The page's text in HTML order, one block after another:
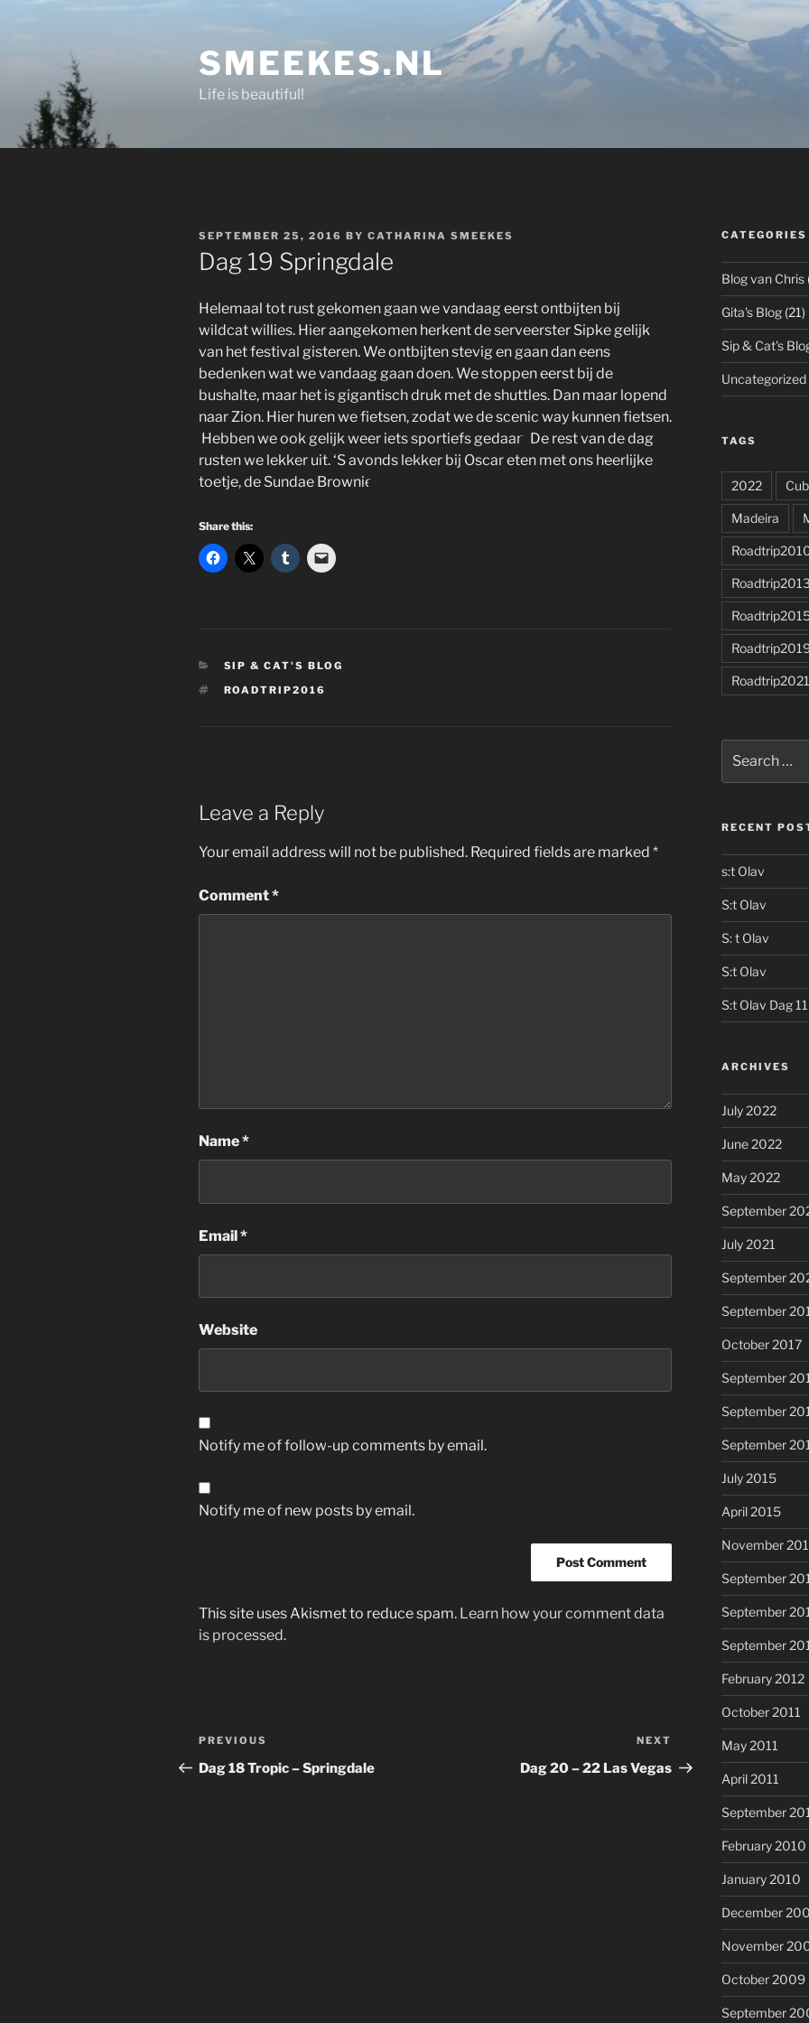
SMEEKES.NL
Life is beautiful!
POSTED
ON
SEPTEMBER 25, 2016 BY CATHARINA SMEEKES
Dag 19 Springdale
Helemaal tot rust gekomen gaan we vandaag eerst ontbijten bij
wildcat willies. Hier aangekomen herkent de serveerster Sipke gelijk
van het festival gisteren. We ontbijten stevig en gaan dan eens
bedenken wat we vandaag gaan doen. We stoppen eerst bij de
bushalte, maar het is gigantisch druk met de shuttles. Dan maar lopend
naar Zion. Hier huren we fietsen, zodat we de scenic way kunnen fietsen.
Hebben we ook gelijk weer iets sportiefs gedaan. De rest van de dag
rusten we lekker uit. ‘S avonds lekker bij Oscar eten met ons heerlijke
toetje, de Sundae Brownie.
Share this:
CATEGORIES
SIP & CAT'S BLOG
TAGS
ROADTRIP2016
Leave a Reply
Your email address will not be published. Required fields are marked *
Comment*
Name*
Email*
Website
Notify me of follow-up comments by email.
Notify me of new posts by email.
This site uses Akismet to reduce spam. Learn how your comment data
is processed.
Post
navigation
Previous
Post
PREVIOUS
Dag 18 Tropic – Springdale
Post
NEXT
Dag 20 – 22 Las Vegas
CATEGORIES
Blog van Chris
Gita's Blog(21)
Sip & Cat's
Uncategorized
TAGS
2022
Madeira
Roadtrip2013
Roadtrip2021
for:
RECENT
s:t Olav
S:t Olav
S: t Olav
S:t Olav
S:t Olav Dag 11
ARCHIVES
July 2022
June 2022
May 2022
September
July 2021
September
September
October 2017
September
September
September
July 2015
April 2015
November
September
September
September
February 2012
October 2011
May 2011
April 2011
September
February 2010
January 2010
December
November
October 2009
September